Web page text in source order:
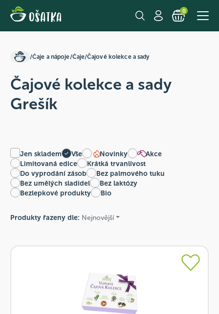
0
/Čaje a nápoje/Čaje/Čajové kolekce a sady
Čajové kolekce a sady
Grešík
Jen skladem Vše Novinky
Akce
Limitovaná edice
Krátká trvanlivost
Do vyprodání zásob
Bez palmového tuku
Bez umělých sladidel
Bez laktózy
Bezlepkové produkty
Bio
Produkty řazeny dle: Nejnovější